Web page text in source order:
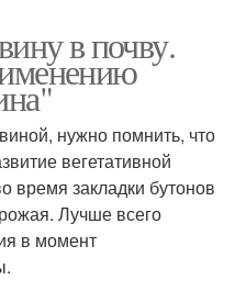
в почву.
нужно помнить, что
вегетативной
время закладки бутонов
Лучше всего
в момент